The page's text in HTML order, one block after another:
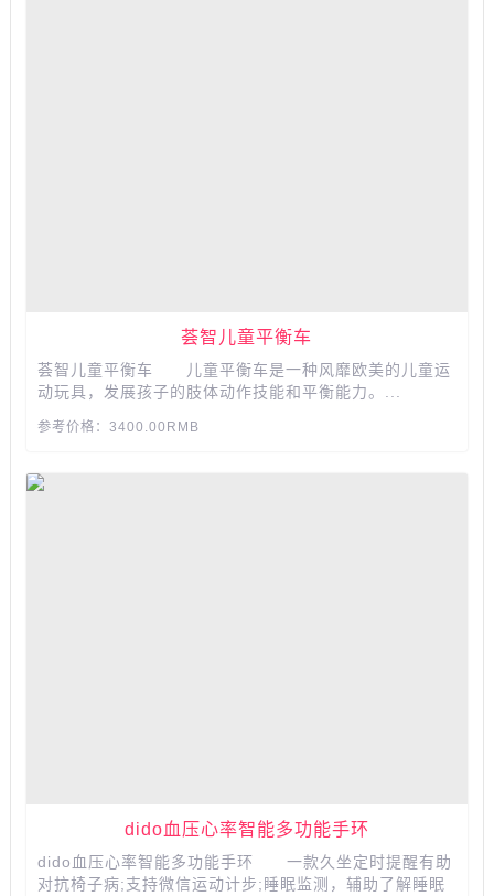
荟智儿童平衡车
荟智儿童平衡车 儿童平衡车是一种风靡欧美的儿童运
动玩具，发展孩子的肢体动作技能和平衡能力。...
参考价格：3400.00RMB
dido血压心率智能多功能手环
dido血压心率智能多功能手环 一款久坐定时提醒有助
对抗椅子病;支持微信运动计步;睡眠监测，辅助了解睡眠